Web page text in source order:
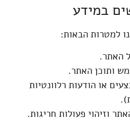
במידע
למטרות הבאות:
האתר.
ותוכן האתר.
או הודעות רלוונטיות
וזיהוי פעולות חריגות.